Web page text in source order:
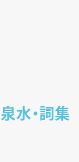
水・詞集